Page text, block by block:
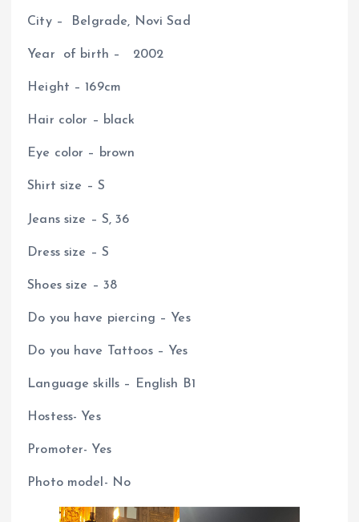
City – Belgrade, Novi Sad
Year of birth – 2002
Height – 169cm
Hair color – black
Eye color – brown
Shirt size – S
Jeans size – S, 36
Dress size – S
Shoes size – 38
Do you have piercing – Yes
Do you have Tattoos – Yes
Language skills – English B1
Hostess- Yes
Promoter- Yes
Photo model- No